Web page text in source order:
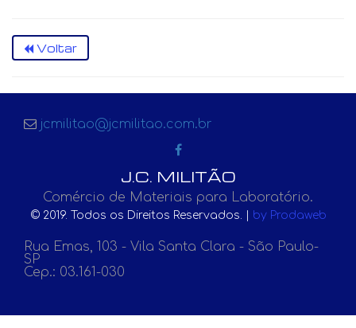
Voltar
jcmilitao@jcmilitao.com.br
J.C. MILITÃO
Comércio de Materiais para Laboratório.
© 2019. Todos os Direitos Reservados. | by Prodaweb
Rua Emas, 103 - Vila Santa Clara - São Paulo-
SP
Cep.: 03.161-030